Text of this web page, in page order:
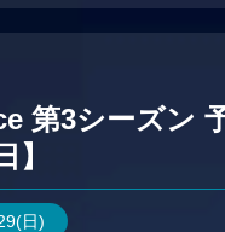
第3シーズン
】
日)